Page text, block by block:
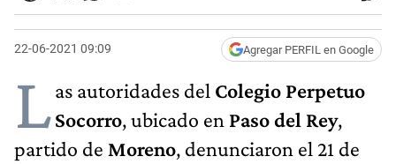
22-06-2021 09:09 Agregar PERFIL en Google
Las autoridades del Colegio Perpetuo
Socorro, ubicado en Paso del Rey,
partido de Moreno, denunciaron el 21 de